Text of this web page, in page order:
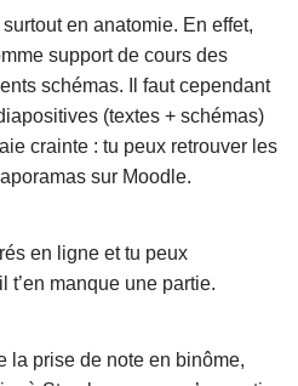
en anatomie. En effet,
support de cours des
schémas. Il faut cependant
(textes + schémas)
crainte : tu peux retrouver les
sur Moodle.
en ligne et tu peux
t’en manque une partie.
la prise de note en binôme,